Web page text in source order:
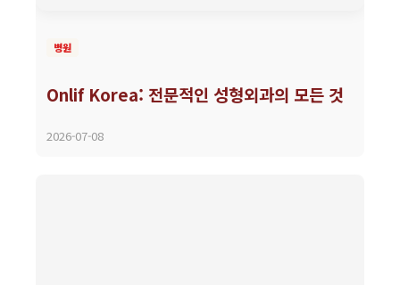
병원
Onlif Korea: 전문적인 성형외과의 모든 것
2026-07-08